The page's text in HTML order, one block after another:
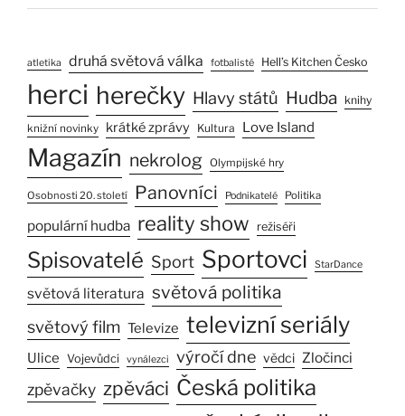
atletika druhá světová válka fotbalisté Hell’s Kitchen Česko
herci herečky Hlavy států Hudba knihy
knižní novinky krátké zprávy Kultura Love Island
Magazín nekrolog Olympijské hry
Osobnosti 20. století Panovníci Podnikatelé Politika
populární hudba reality show režiséři
Spisovatelé Sport Sportovci StarDance
světová literatura světová politika
světový film Televize televizní seriály
Ulice Vojevůdci vynálezci výročí dne vědci Zločinci
zpěvačky zpěváci Česká politika